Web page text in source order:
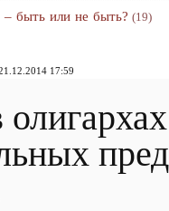
быть или не быть? (19)
17:59